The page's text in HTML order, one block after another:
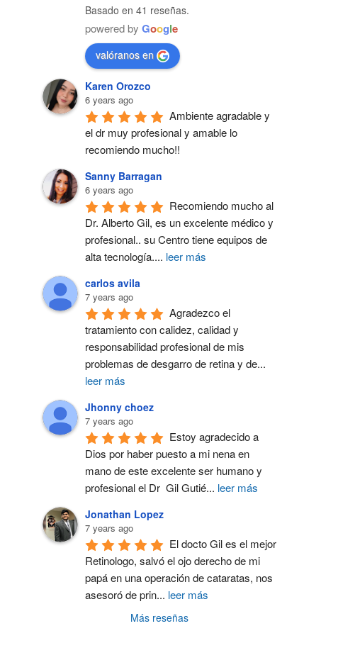
Basado en 41 reseñas.
powered by Google
valóranos en
Karen Orozco
6 years ago
Ambiente agradable y
el dr muy profesional y amable lo
recomiendo mucho!!
Sanny Barragan
6 years ago
Recomiendo mucho al
Dr. Alberto Gil, es un excelente médico y
profesional.. su Centro tiene equipos de
alta tecnología.... leer más
carlos avila
7 years ago
Agradezco el
tratamiento con calidez, calidad y
responsabilidad profesional de mis
problemas de desgarro de retina y de...
leer más
Jhonny choez
7 years ago
Estoy agradecido a
Dios por haber puesto a mi nena en
mano de este excelente ser humano y
profesional el Dr  Gil Gutié... leer más
Jonathan Lopez
7 years ago
El docto Gil es el mejor
Retinologo, salvó el ojo derecho de mi
papá en una operación de cataratas, nos
asesoró de prin... leer más
Más reseñas